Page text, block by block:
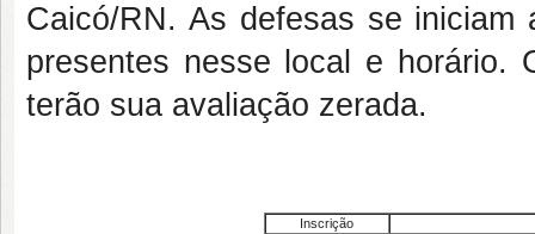
Caicó/RN. As defesas se
presentes nesse local e horário.
terão sua avaliação zerada.
Inscrição